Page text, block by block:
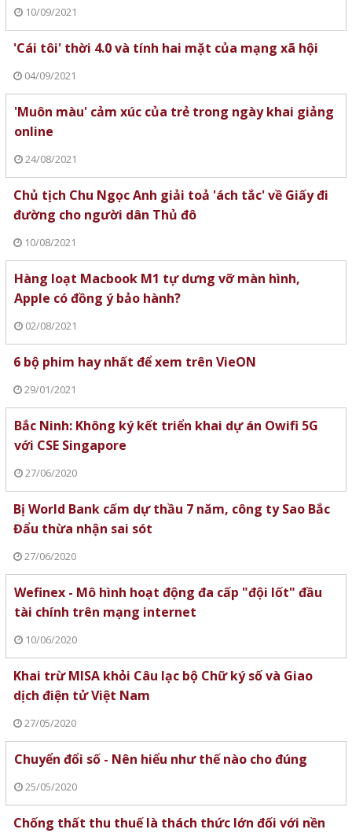
10/09/2021
'Cái tôi' thời 4.0 và tính hai mặt của mạng xã hội
04/09/2021
'Muôn màu' cảm xúc của trẻ trong ngày khai giảng
online
24/08/2021
Chủ tịch Chu Ngọc Anh giải toả 'ách tắc' về Giấy đi
đường cho người dân Thủ đô
10/08/2021
Hàng loạt Macbook M1 tự dưng vỡ màn hình,
Apple có đồng ý bảo hành?
02/08/2021
6 bộ phim hay nhất để xem trên VieON
29/01/2021
Bắc Ninh: Không ký kết triển khai dự án Owifi 5G
với CSE Singapore
27/06/2020
Bị World Bank cấm dự thầu 7 năm, công ty Sao Bắc
Đẩu thừa nhận sai sót
27/06/2020
Wefinex - Mô hình hoạt động đa cấp "đội lốt" đầu
tài chính trên mạng internet
10/06/2020
Khai trừ MISA khỏi Câu lạc bộ Chữ ký số và Giao
dịch điện tử Việt Nam
27/05/2020
Chuyển đổi số - Nên hiểu như thế nào cho đúng
25/05/2020
Chống thất thu thuế là thách thức lớn đối với nền